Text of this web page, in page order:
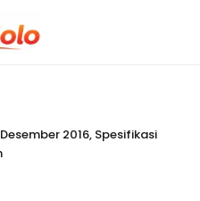
2016, Spesifikasi